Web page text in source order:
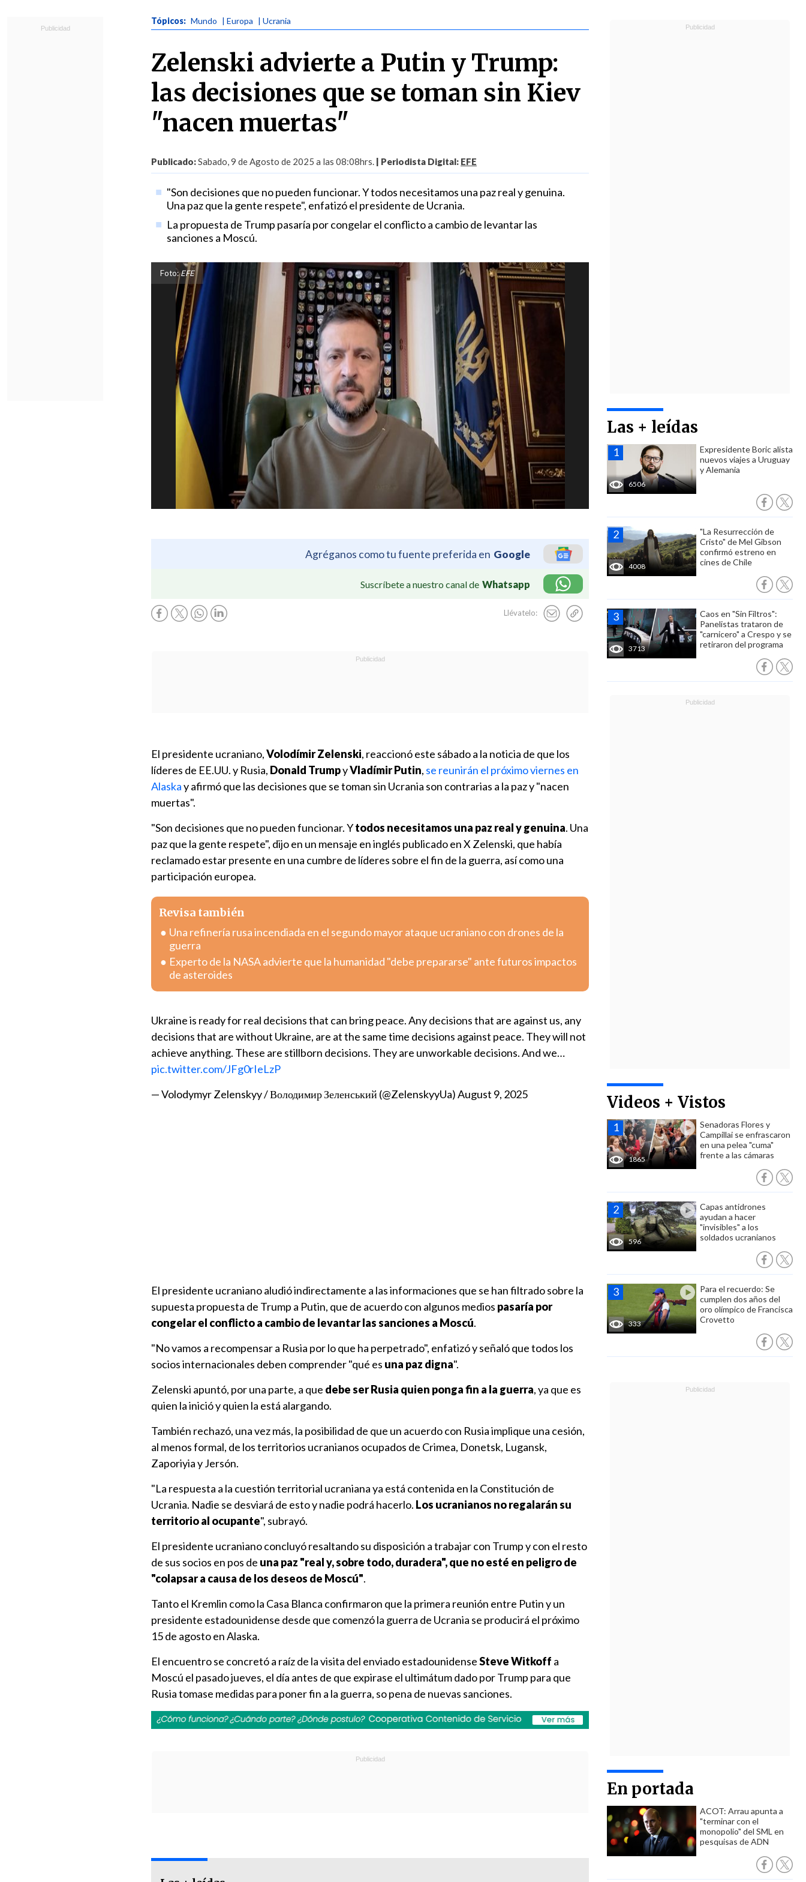
Tópicos: Mundo | Europa | Ucrania
Zelenski advierte a Putin y Trump:
las decisiones que se toman sin Kiev
"nacen muertas"
Publicado:Sabado, 9 de Agosto de 2025 a las 08:08hrs. | Periodista Digital: EFE
"Son decisiones que no pueden funcionar. Y todos necesitamos una paz real y genuina.
Una paz que la gente respete", enfatizó el presidente de Ucrania.
La propuesta de Trump pasaría por congelar el conflicto a cambio de levantar las
sanciones a Moscú.
Foto:EFE
Agréganos como tu fuente preferida en Google
Suscríbete a nuestro canal de Whatsapp
Llévatelo:
Las + leídas
6506
Expresidente Boric alista
nuevos viajes a Uruguay
y Alemania
4008
"La Resurrección de
Cristo" de Mel Gibson
confirmó estreno en
cines de Chile
3713
Caos en "Sin Filtros":
Panelistas trataron de
"carnicero" a Crespo y se
retiraron del programa
Videos + Vistos
1865
Senadoras Flores y
Campillai se enfrascaron
en una pelea "cuma"
frente a las cámaras
596
Capas antidrones
ayudan a hacer
"invisibles" a los
soldados ucranianos
333
Para el recuerdo: Se
cumplen dos años del
oro olímpico de Francisca
Crovetto
En portada
ACOT: Arrau apunta a
"terminar con el
monopolio" del SML en
pesquisas de ADN
El presidente ucraniano,Volodímir Zelenski, reaccionó este sábado a la noticia de que los
líderes de EE.UU. y Rusia, Donald TrumpyVladímir Putin, se reunirán el próximo viernes en
Alaskay afirmó que las decisiones que se toman sin Ucrania son contrarias a la paz y "nacen
muertas".
"Son decisiones que no pueden funcionar. Ytodos necesitamos una paz real y genuina. Una
paz que la gente respete", dijo en un mensaje en inglés publicado en X Zelenski, que había
reclamado estar presente en una cumbre de líderes sobre el fin de la guerra, así como una
participación europea.
Revisa también
Una refinería rusa incendiada en el segundo mayor ataque ucraniano con drones de la
guerra
Experto de la NASA advierte que la humanidad "debe prepararse" ante futuros impactos
de asteroides
Ukraine is ready for real decisions that can bring peace. Any decisions that are against us, any
decisions that are without Ukraine, are at the same time decisions against peace. They will not
achieve anything. These are stillborn decisions. They are unworkable decisions. And we…
pic.twitter.com/JFg0rIeLzP
— Volodymyr Zelenskyy / Володимир Зеленський (@ZelenskyyUa)August 9, 2025
El presidente ucraniano aludió indirectamente a las informaciones que se han filtrado sobre la
supuesta propuesta de Trump a Putin, que de acuerdo con algunos medios pasaría por
congelar el conflicto a cambio de levantar las sanciones a Moscú.
"No vamos a recompensar a Rusia por lo que ha perpetrado", enfatizó y señaló que todos los
socios internacionales deben comprender "qué es una paz digna".
Zelenski apuntó, por una parte, a que debe ser Rusia quien ponga fin a la guerra, ya que es
quien la inició y quien la está alargando.
También rechazó, una vez más, la posibilidad de que un acuerdo con Rusia implique una cesión,
al menos formal, de los territorios ucranianos ocupados de Crimea, Donetsk, Lugansk,
Zaporiyia y Jersón.
"La respuesta a la cuestión territorial ucraniana ya está contenida en la Constitución de
Ucrania. Nadie se desviará de esto y nadie podrá hacerlo. Los ucranianos no regalarán su
territorio al ocupante", subrayó.
El presidente ucraniano concluyó resaltando su disposición a trabajar con Trump y con el resto
de sus socios en pos de una paz "real y, sobre todo, duradera", que no esté en peligro de
"colapsar a causa de los deseos de Moscú".
Tanto el Kremlin como la Casa Blanca confirmaron que la primera reunión entre Putin y un
presidente estadounidense desde que comenzó la guerra de Ucrania se producirá el próximo
15 de agosto en Alaska.
El encuentro se concretó a raíz de la visita del enviado estadounidenseSteve Witkoff a
Moscú el pasado jueves, el día antes de que expirase el ultimátum dado por Trump para que
Rusia tomase medidas para poner fin a la guerra, so pena de nuevas sanciones.